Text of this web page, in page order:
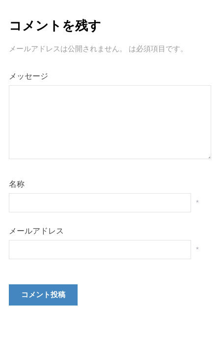
コメントを残す
メールアドレスは公開されません。 は必須項目です。
メッセージ
名称
*
メールアドレス
*